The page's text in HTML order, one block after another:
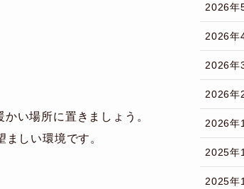
い場所に置きましょう。
しい環境です。
2026年
2026年
2026年
2026年
2026年
2025年
2025年